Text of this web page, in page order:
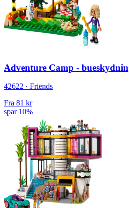
Adventure Camp -
42622 · Friends
Fra 81 kr
spar 10%